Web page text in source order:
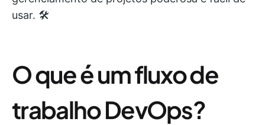
usar. 🛠
O que é um fluxo de
trabalho DevOps?